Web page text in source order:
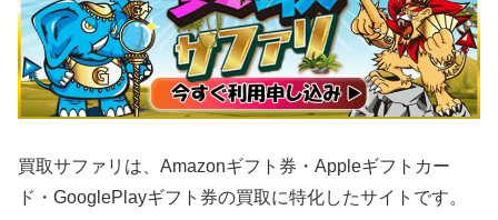
買取サファリは、Amazonギフト券・Appleギフトカー
ド・GooglePlayギフト券の買取に特化したサイトです。